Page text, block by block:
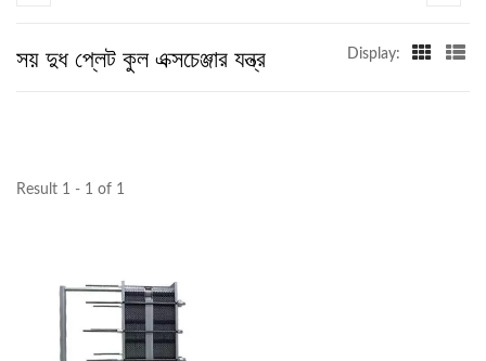
সয় দুধ প্লেট কুল এক্সচেঞ্জার যন্ত্র Display:
Result 1 - 1 of 1